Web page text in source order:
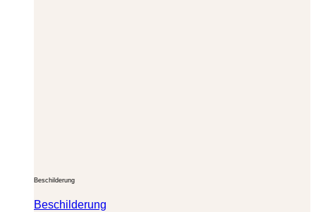
Beschilderung
Beschilderung